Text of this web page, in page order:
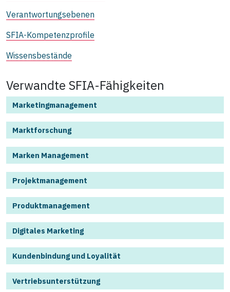
Verantwortungsebenen
SFIA-Kompetenzprofile
Wissensbestände
Verwandte SFIA-Fähigkeiten
Marketingmanagement
Marktforschung
Marken Management
Projektmanagement
Produktmanagement
Digitales Marketing
Kundenbindung und Loyalität
Vertriebsunterstützung